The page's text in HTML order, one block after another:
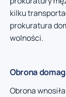
kilku
prokuratura
wolności.
Obrona
Obrona